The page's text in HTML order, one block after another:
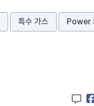
특수 가스 Power